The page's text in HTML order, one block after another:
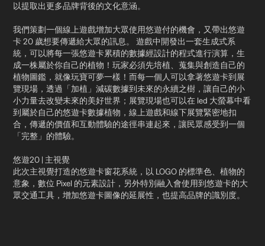
以提取出更多品牌背後的文化意涵。​
我們策劃一個線上遊戲增加大眾使用悠遊付的機會，又帶出悠遊
卡 20 歲想要傳遞給大眾的訊息。 遊戲中開發出一套生成式系
統，可以將每一張悠遊卡累積的數據經設計的程式進行演算，生
成一株屬於你自己的植物！玩家必須先培植、蒐集與創造自己的
植物圖鑑，就像玩寶可夢一樣！而每一個人可以拿著悠遊卡到展
覽現場，透過「加植」減碳數據到未來的永續之樹，讓自己的小
小力量去改變未來的美好世界；展覽現場也可以在 led 大螢幕中看
到屬於自己的悠遊卡數據植物，線上遊戲和線下展覽緊密地扣
合，傳遞的價值和互動體驗的途徑串連起來，讓民眾感受到一個
「完整」的體驗。
悠遊20 | 主視覺
此次主視覺打造的悠遊卡窗花系統，以 LOGO 的標準色、植物的
意象，數位 Pixel 的元素設計，另外特別融入會使用到悠遊卡的大
眾交通工具，增加悠遊卡圖像的延展性，也提高品牌的識別度。​